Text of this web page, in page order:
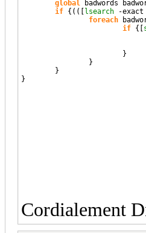
global badwords
if { ( ( [lsearch -exact
foreach
if { [
}
}
}
}
Cordialement